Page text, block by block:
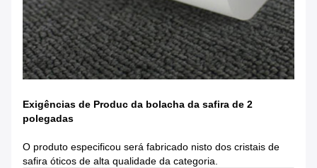
Exigências de Produc da bolacha da safira de 2
polegadas
O produto especificou será fabricado nisto dos cristais de
safira óticos de alta qualidade da categoria.